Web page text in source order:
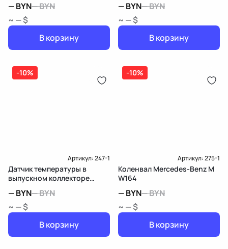
—BYN—BYN
~ — $
В корзину
—BYN—BYN
~ — $
В корзину
-10%
Артикул:247-1
Датчик температуры в
выпускном коллекторе
—BYN—BYN
~ — $
В корзину
-10%
Артикул:275-1
Коленвал Mercedes-Benz M
W164
—BYN—BYN
~ — $
В корзину